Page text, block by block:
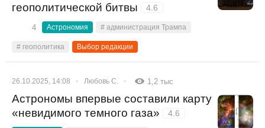
геополитической битвы
4.6
4 Астрономия # администрация Трампа
# геополитика Выбор редакции
26.10.2025, 14:08 Любовь С. 1,2 тыс
Астрономы впервые составили карту
«невидимого темного газа»
4.6